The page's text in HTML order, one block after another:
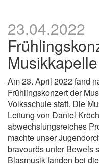
23.04.2022
Musikkapelle
Am 23. April 2022 fand
Frühlingskonzert der
Volksschule statt. Die
Leitung von Daniel
abwechslungsreiches
machte unser
bravourös unter Beweis
Blasmusik fanden bei